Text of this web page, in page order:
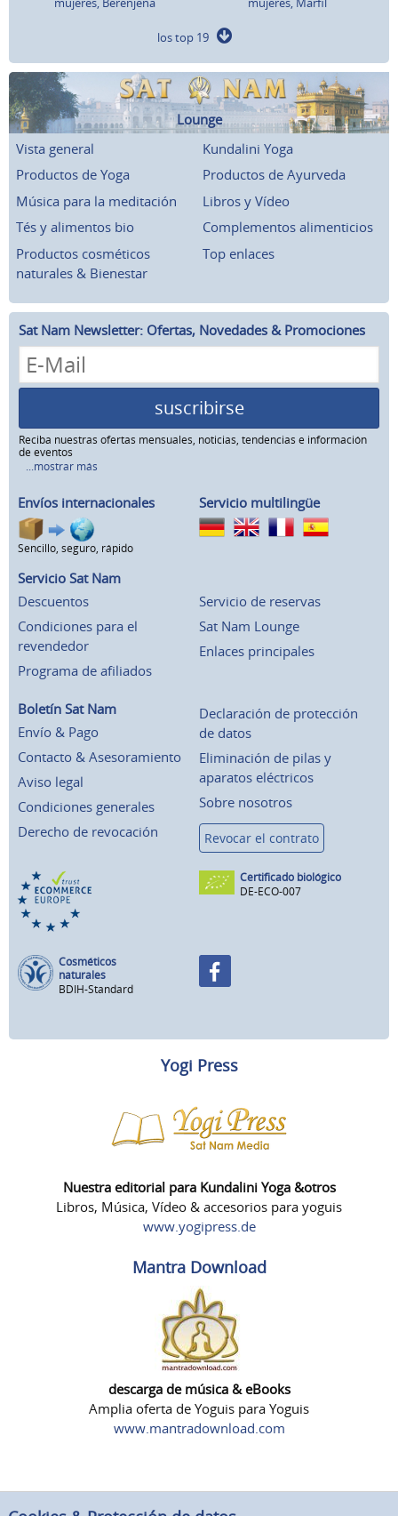
los top 19
Lounge
Vista general
Kundalini Yoga
Productos de Yoga
Productos de Ayurveda
Música para la meditación
Libros y Vídeo
Tés y alimentos bio
Complementos alimenticios
Productos cosméticos
naturales & Bienestar
Top enlaces
Sat Nam Newsletter: Ofertas, Novedades & Promociones
suscribirse
Reciba nuestras ofertas mensuales, noticias, tendencias e información
de eventos
...mostrar más
Envíos internacionales
Sencillo, seguro, rápido
Servicio multilingüe
Servicio Sat Nam
Descuentos
Condiciones para el
revendedor
Programa de afiliados
Servicio de reservas
Sat Nam Lounge
Enlaces principales
Boletín Sat Nam
Envío & Pago
Contacto & Asesoramiento
Aviso legal
Condiciones generales
Derecho de revocación
Declaración de protección
de datos
Eliminación de pilas y
aparatos eléctricos
Sobre nosotros
Revocar el contrato
Certificado biológico
DE-ECO-007
Cosméticos
naturales
BDIH-Standard
Yogi Press
Nuestra editorial para Kundalini Yoga &otros
Libros, Música, Vídeo & accesorios para yoguis
www.yogipress.de
Mantra Download
descarga de música & eBooks
Amplia oferta de Yoguis para Yoguis
www.mantradownload.com